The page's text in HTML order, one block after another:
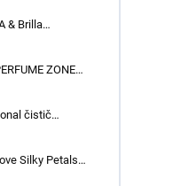
& Brilla
a
ZONE
550 ml Olejový
čistič
Silky Petals